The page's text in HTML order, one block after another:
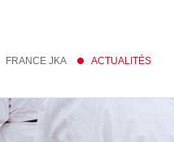
FRANCE JKA ACTUALITÉS